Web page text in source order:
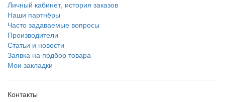
Личный кабинет, история заказов
Наши партнёры
Часто задаваемые вопросы
Производители
Статьи и новости
Заявка на подбор товара
Мои закладки
Контакты